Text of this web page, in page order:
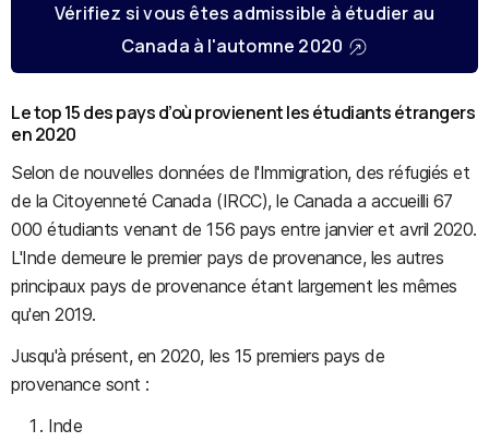
Vérifiez si vous êtes admissible à étudier au
Canada à l'automne 2020
Le top 15 des pays d’où provienent les étudiants étrangers
en 2020
Selon de nouvelles données de l'Immigration, des réfugiés et
de la Citoyenneté Canada (IRCC), le Canada a accueilli 67
000 étudiants venant de 156 pays entre janvier et avril 2020.
L'Inde demeure le premier pays de provenance, les autres
principaux pays de provenance étant largement les mêmes
qu'en 2019.
Jusqu'à présent, en 2020, les 15 premiers pays de
provenance sont :
Inde